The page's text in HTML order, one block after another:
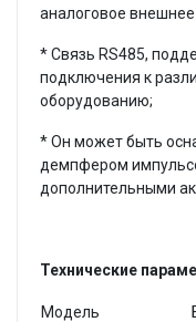
аналоговое внешнее
*Связь RS485,
подключения к
оборудованию;
*Он может быть
демпфером
дополнительными
Технические
Модель